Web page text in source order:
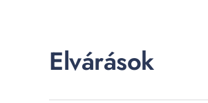
Elvárások